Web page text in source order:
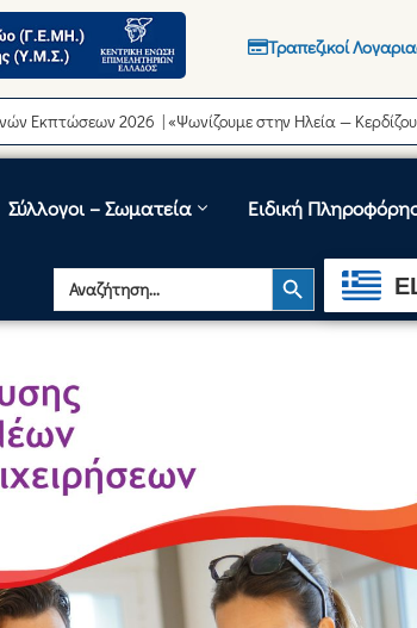
Τραπεζικοί
2026 | «Ψωνίζουμε στην Ηλεία — Κερδίζουμε
Σύλλογοι – Σωματεία Ειδική
Search
for:
Search Button